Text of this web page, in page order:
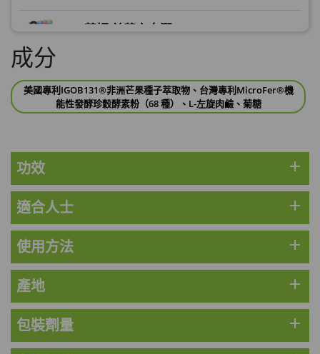
草姬 益菌之白潤
草姬 調經緊緻寶(27年2月到期)
此商品最多可加購1件
男補精力丸5:1 (到期日2028年1月)
此商品最多可加購1件
HKD$449
理膚泉 無香大哥大防曬 50ml (2027年4
HKD$88
成分
美國專利IGOB131®非洲芒果種子萃取物、台灣專利MicroFer®機
能性發酵珍穀酵素粉（68 種）、L-左旋肉鹼、菊糖
功效 add
適合人士 add
使用方法 add
產地 add
包裝劑量 add